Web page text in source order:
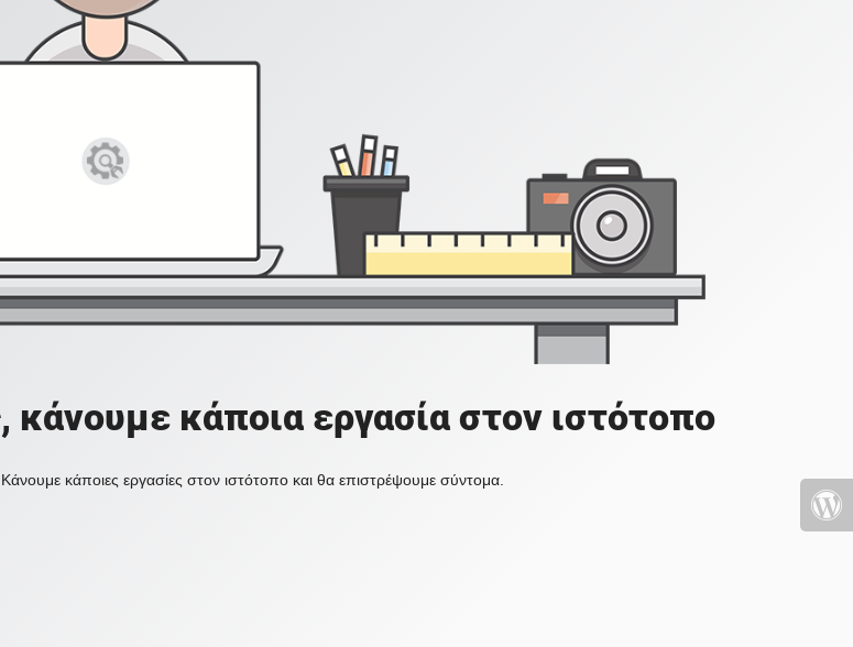
κάποια εργασία στον ιστότοπο
κάποιες εργασίες στον ιστότοπο και θα επιστρέψουμε σύντομα.